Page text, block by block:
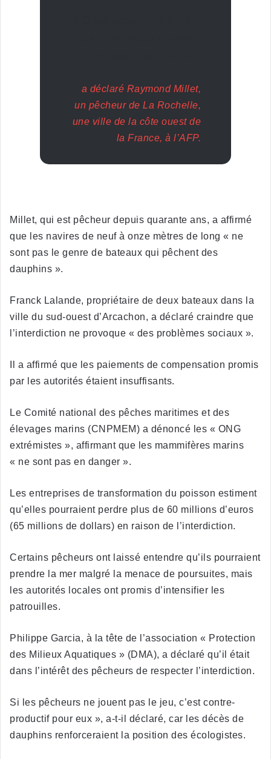
a déclaré Raymond Millet,
un pêcheur de La Rochelle,
une ville de la côte ouest de
la France, à l’AFP.
Millet, qui est pêcheur depuis quarante ans, a affirmé
que les navires de neuf à onze mètres de long « ne
sont pas le genre de bateaux qui pêchent des
dauphins ».
Franck Lalande, propriétaire de deux bateaux dans la
ville du sud-ouest d’Arcachon, a déclaré craindre que
l’interdiction ne provoque « des problèmes sociaux ».
Il a affirmé que les paiements de compensation promis
par les autorités étaient insuffisants.
Le Comité national des pêches maritimes et des
élevages marins (CNPMEM) a dénoncé les « ONG
extrémistes », affirmant que les mammifères marins
« ne sont pas en danger ».
Les entreprises de transformation du poisson estiment
qu’elles pourraient perdre plus de 60 millions d’euros
(65 millions de dollars) en raison de l’interdiction.
Certains pêcheurs ont laissé entendre qu’ils pourraient
prendre la mer malgré la menace de poursuites, mais
les autorités locales ont promis d’intensifier les
patrouilles.
Philippe Garcia, à la tête de l’association « Protection
des Milieux Aquatiques » (DMA), a déclaré qu’il était
dans l’intérêt des pêcheurs de respecter l’interdiction.
Si les pêcheurs ne jouent pas le jeu, c’est contre-
productif pour eux », a-t-il déclaré, car les décès de
dauphins renforceraient la position des écologistes.